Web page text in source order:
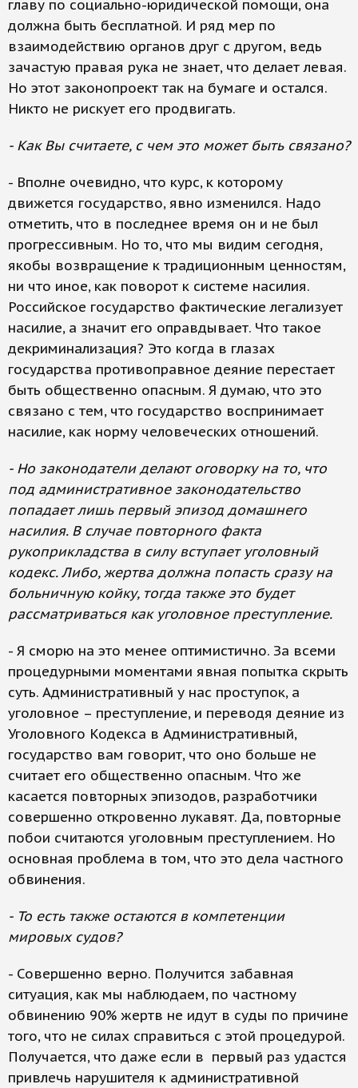
главу по социально-юридической помощи, она
должна быть бесплатной. И ряд мер по
взаимодействию органов друг с другом, ведь
зачастую правая рука не знает, что делает левая.
Но этот законопроект так на бумаге и остался.
Никто не рискует его продвигать.
- Как Вы считаете, с чем это может быть связано?
- Вполне очевидно, что курс, к которому
движется государство, явно изменился. Надо
отметить, что в последнее время он и не был
прогрессивным. Но то, что мы видим сегодня,
якобы возвращение к традиционным ценностям,
ни что иное, как поворот к системе насилия.
Российское государство фактические легализует
насилие, а значит его оправдывает. Что такое
декриминализация? Это когда в глазах
государства противоправное деяние перестает
быть общественно опасным. Я думаю, что это
связано с тем, что государство воспринимает
насилие, как норму человеческих отношений.
- Но законодатели делают оговорку на то, что
под административное законодательство
попадает лишь первый эпизод домашнего
насилия. В случае повторного факта
рукоприкладства в силу вступает уголовный
кодекс. Либо, жертва должна попасть сразу на
больничную койку, тогда также это будет
рассматриваться как уголовное преступление.
- Я сморю на это менее оптимистично. За всеми
процедурными моментами явная попытка скрыть
суть. Административный у нас проступок, а
уголовное – преступление, и переводя деяние из
Уголовного Кодекса в Административный,
государство вам говорит, что оно больше не
считает его общественно опасным. Что же
касается повторных эпизодов, разработчики
совершенно откровенно лукавят. Да, повторные
побои считаются уголовным преступлением. Но
основная проблема в том, что это дела частного
обвинения.
- То есть также остаются в компетенции
мировых судов?
- Совершенно верно. Получится забавная
ситуация, как мы наблюдаем, по частному
обвинению 90% жертв не идут в суды по причине
того, что не силах справиться с этой процедурой.
Получается, что даже если в первый раз удастся
привлечь нарушителя к административной